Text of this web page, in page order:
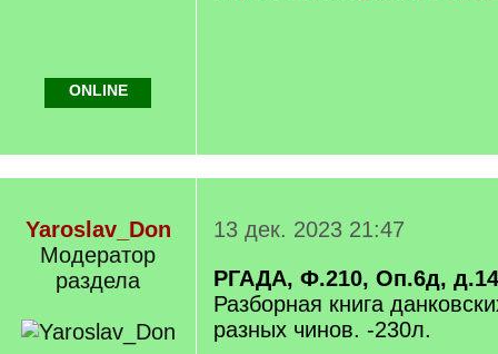
ONLINE
Yaroslav_Don
Модератор
раздела
13 дек. 2023 21:47
РГАДА, Ф.210, Оп.6д,
Разборная книга
разных чинов. -230л.